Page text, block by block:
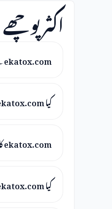
اکثر
ekatox.com کے بارے میں شکایت کہاں دائر کریں؟
کیا ekatox.com کے پاس IPv6 ہے؟
ekatox.com کا سرٹیفکیٹ آخری بار کب چیک کیا گیا تھا؟
کیا ekatox.com آن لائن ادائیگی کے لیے محفوظ ہے؟